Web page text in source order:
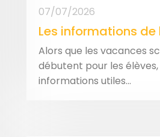
07/07/2026
Les informations de
Alors que les vacances
débutent pour les élèves,
informations utiles...